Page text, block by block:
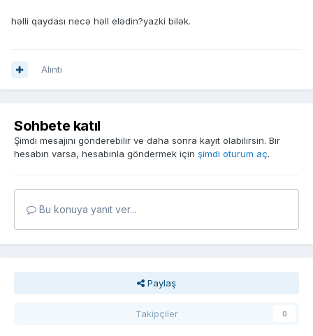
həlli qaydası necə həll elədin?yazki bilək.
Alıntı
Sohbete katıl
Şimdi mesajını gönderebilir ve daha sonra kayıt olabilirsin. Bir
hesabın varsa, hesabınla göndermek için şimdi oturum aç.
Bu konuya yanıt ver...
Paylaş
Takipçiler 0